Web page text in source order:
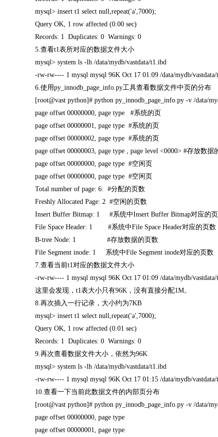
mysql> insert t1 select null,repeat('a',7000);
Query OK, 1 row affected (0.00 sec)
Records: 1 Duplicates: 0 Warnings: 0
5.查看t1表所对应的数据文件大小
mysql> system ls -lh /data/mydb/vastdata/t1.ibd
-rw-rw---- 1 mysql mysql 96K Oct 17 01:09 /data/mydb/
6.使用py_innodb_page_info.py工具查看数据文件中页的分布
[root@vast python]# python py_innodb_page_info.py -v /data/
page offset 00000000, page type #系统的页
page offset 00000001, page type #系统的页
page offset 00000002, page type #系统的页
page offset 00000003, page type , page level <0000> #存放数据
page offset 00000000, page type #空闲页
page offset 00000000, page type #空闲页
Total number of page: 6: #分配的页数
Freshly Allocated Page: 2 #空闲的页数
Insert Buffer Bitmap: 1 #系统中Insert Buffer Bitmap对应的
File Space Header: 1 #系统中File Space Header对应的页数
B-tree Node: 1 #存放数据的页数
File Segment inode: 1 系统中File Segment inode对应的页数
7.查看当前t1对应的数据文件大小
-rw-rw---- 1 mysql mysql 96K Oct 17 01:09 /data/mydb/
这里会发现，t1表大小只有96K，没有直接分配1M。
8.再次插入一行记录，大小约为7KB
mysql> insert t1 select null,repeat('a',7000);
Query OK, 1 row affected (0.01 sec)
Records: 1 Duplicates: 0 Warnings: 0
9.再次查看数据文件大小，依然为96K
mysql> system ls -lh /data/mydb/vastdata/t1.ibd
-rw-rw---- 1 mysql mysql 96K Oct 17 01:15 /data/mydb/
10.查看一下当前此数据文件的内部页分布
[root@vast python]# python py_innodb_page_info.py -v /data/
page offset 00000000, page type
page offset 00000001, page type